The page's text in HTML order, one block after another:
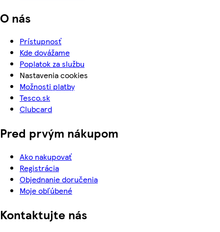
O nás
Prístupnosť
Kde dovážame
Poplatok za službu
Nastavenia cookies
Možnosti platby
Tesco.sk
Clubcard
Pred prvým nákupom
Ako nakupovať
Registrácia
Objednanie doručenia
Moje obľúbené
Kontaktujte nás